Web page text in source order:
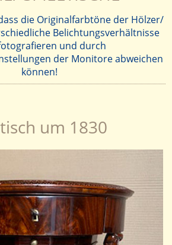
die Originalfarbtöne der Hölzer/
Belichtungsverhältnisse
und durch
der Monitore abweichen
können!
um 1830